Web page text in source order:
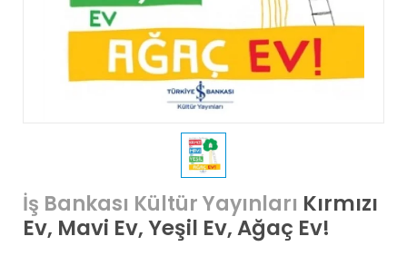
İş Bankası Kültür Yayınları Kırmızı
Ev, Mavi Ev, Yeşil Ev, Ağaç Ev!